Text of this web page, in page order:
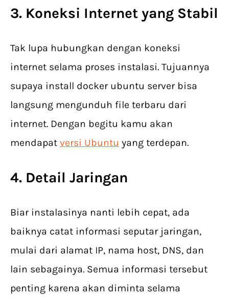
3. Koneksi Internet yang Stabil
Tak lupa hubungkan dengan koneksi
internet selama proses instalasi. Tujuannya
supaya install docker ubuntu server bisa
langsung mengunduh file terbaru dari
internet. Dengan begitu kamu akan
mendapat versi Ubuntu yang terdepan.
4. Detail Jaringan
Biar instalasinya nanti lebih cepat, ada
baiknya catat informasi seputar jaringan,
mulai dari alamat IP, nama host, DNS, dan
lain sebagainya. Semua informasi tersebut
penting karena akan diminta selama